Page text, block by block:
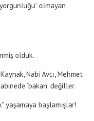
olmayan
olduk.
Nabi Avcı, Mehmet
‘bakan’ değiller.
yaşamaya başlamışlar!